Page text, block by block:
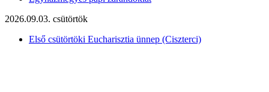
2026.09.03. csütörtök
Első csütörtöki Eucharisztia ünnep (Ciszterci)